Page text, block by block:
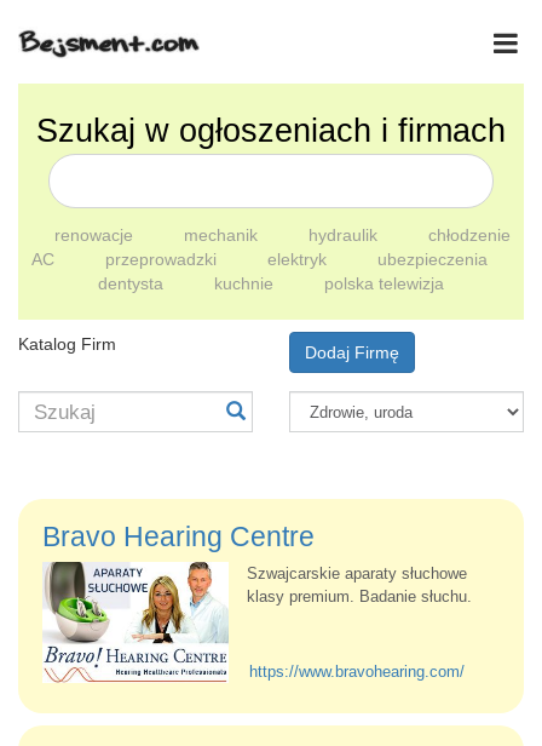
Szukaj w ogłoszeniach i firmach
renowacje mechanik hydraulik
chłodzenie
AC
przeprowadzki elektryk
ubezpieczenia
dentysta
kuchnie polska telewizja
Katalog Firm Dodaj Firmę
Bravo Hearing Centre
Szwajcarskie aparaty słuchowe
klasy premium. Badanie słuchu.
https://www.bravohearing.com/